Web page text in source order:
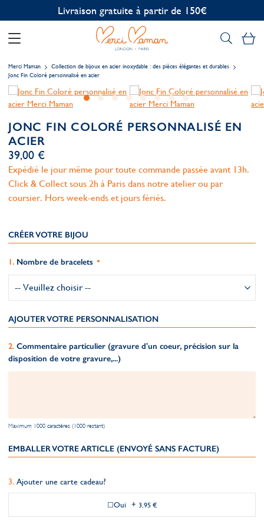
Personnalisation offerte
Merci Maman
Collection de bijoux en acier inoxydable : des pièces élégantes et durables
Jonc Fin Coloré personnalisé en acier
JONC FIN COLORÉ PERSONNALISÉ EN
ACIER
39,00 €
Expédié le jour même pour toute commande passée avant 13h.
Click & Collect sous 2h à Paris dans notre atelier ou par
coursier. Hors week-ends et jours fériés.
CRÉER VOTRE BIJOU
Nombre de bracelets
AJOUTER VOTRE PERSONNALISATION
Commentaire particulier (gravure d'un coeur, précision sur la
disposition de votre gravure,...)
Maximum 1000 caractères (1000 restant)
EMBALLER VOTRE ARTICLE (ENVOYÉ SANS FACTURE)
Ajouter une carte cadeau?
Oui + 3,95 €